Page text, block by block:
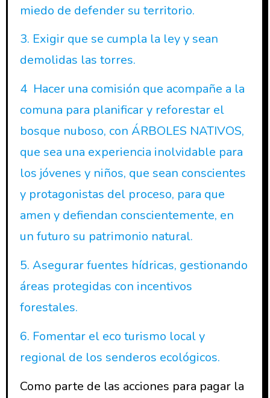
miedo de defender su territorio.
3. Exigir que se cumpla la ley y sean
demolidas las torres.
4 Hacer una comisión que acompañe a la
comuna para planificar y reforestar el
bosque nuboso, con ÁRBOLES NATIVOS,
que sea una experiencia inolvidable para
los jóvenes y niños, que sean conscientes
y protagonistas del proceso, para que
amen y defiendan conscientemente, en
un futuro su patrimonio natural.
5. Asegurar fuentes hídricas, gestionando
áreas protegidas con incentivos
forestales.
6. Fomentar el eco turismo local y
regional de los senderos ecológicos.
Como parte de las acciones para pagar la